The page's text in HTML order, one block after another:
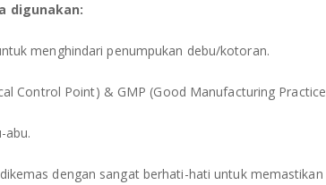
digunakan:
menghindari penumpukan debu/kotoran.
Control Point) & GMP (Good Manufacturing
abu.
dengan sangat berhati-hati untuk